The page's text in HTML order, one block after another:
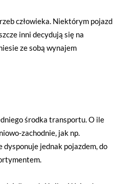
człowieka. Niektórym pojazd
inni decydują się na
ze sobą wynajem
środka transportu. O ile
zachodnie, jak np.
jednak pojazdem, do